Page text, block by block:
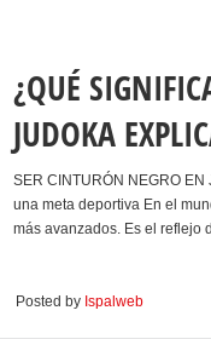
¿QUÉ
JUDOKA
SER CINTURÓN NEGRO
una meta deportiva En el
más avanzados. Es el reflejo
Posted by Ispalweb